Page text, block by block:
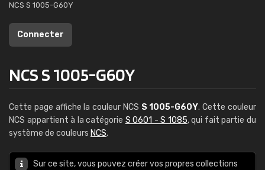
NCS S 1005-G60Y
Connecter
NCS S 1005-G60Y
Cette page affiche la couleur NCS S 1005-G60Y. Cette couleur
NCS appartient à la catégorie S 0601 - S 1085, qui fait partie du
système de couleurs NCS.
Sur ce site, vous pouvez créer vos propres collections